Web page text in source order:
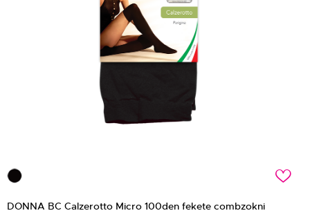
c
DONNA BC Calzerotto Micro 100den fekete combzokni